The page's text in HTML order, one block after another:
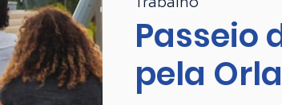
Passeio
pela Orla